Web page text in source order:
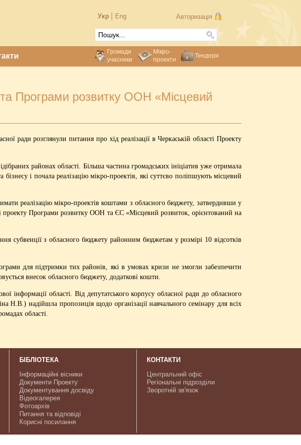
Укр Eng Авторизація
Громади
учасники
Мікро-
проекти
Тендери
Програми розвитку ООН «Місцевий
ради розглянули питання про хід реалізації в Черкаській області Проекту
районах області. Більша частина громадських ініціатив уже отримала
і почала реалізацію мікро-проектів, які суттєво поліпшують місцевий
реалізацію мікро-проектів коштами з обласного бюджету, затвердивши у
проекту Програми розвитку ООН та ЄС «Місцевий розвиток, орієнтований на
субвенції з обласного бюджету районним бюджетам у розмірі 10 відсотків
для підтримки тих районів, які в умовах кризи не змогли забезпечити
внесок обласного бюджету, додаткові кошти.
інформації області. Від депутатського корпусу обласної ради до обласного
Н.В.) надійшла пропозиція щодо організації навчального семінару для всіх
області.
БІБЛІОТЕКА
Інформаційні вісники
Документи Проекту
Документування досвіду
Відеогалерея
Фотоархів
Питання та відповіді
Корисні посилання
КОНТАКТИ
Центральний офіс
Регіональні підрозділи
Зворотній зв'язок